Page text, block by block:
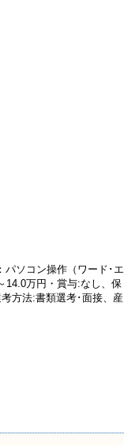
ソコン操作（ワード･エ
万円・賞与:なし、保
方法:書類選考･面接、産